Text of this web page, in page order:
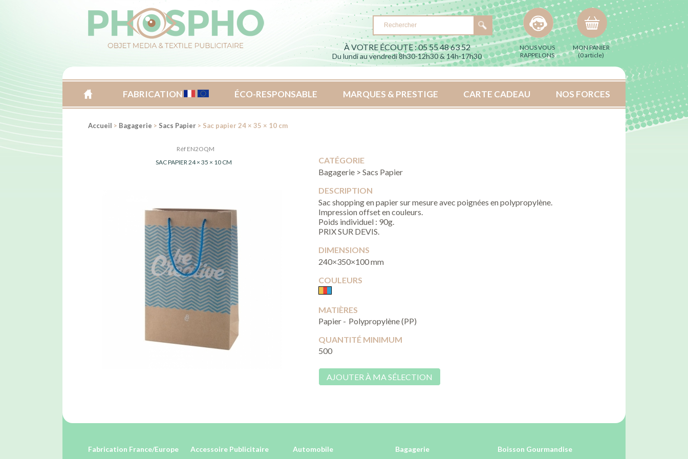
À VOTRE ÉCOUTE : 05 55 48 63 52
Du lundi au vendredi 8h30-12h30 & 14h-17h30
NOUS VOUS
RAPPELONS
MON PANIER
(0 article)
ACCUEIL
FABRICATION ÉCO-RESPONSABLE MARQUES & PRESTIGE CARTE CADEAU NOS FORCES
Accueil > Bagagerie > Sacs Papier > Sac papier 24 × 35 × 10 cm
Réf EN2OQM
SAC PAPIER 24 × 35 × 10 CM
CATÉGORIE
Bagagerie > Sacs Papier
DESCRIPTION
Sac shopping en papier sur mesure avec poignées en polypropylène.
Impression offset en couleurs.
Poids individuel : 90g.
PRIX SUR DEVIS.
DIMENSIONS
240×350×100 mm
COULEURS
MATIÈRES
Papier - Polypropylène (PP)
QUANTITÉ MINIMUM
500
AJOUTER À MA SÉLECTION
Fabrication France/Europe Accessoire Publicitaire Automobile Bagagerie
Boisson Gourmandise